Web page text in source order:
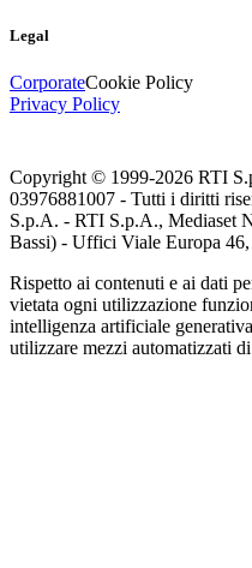
Legal
CorporateCookie Policy
Privacy Policy
Copyright © 1999-2026 RTI
03976881007 - Tutti i diritti
S.p.A. - RTI S.p.A., Mediaset
Bassi) - Uffici Viale Europa
Rispetto ai contenuti e ai dati
vietata ogni utilizzazione
intelligenza artificiale
utilizzare mezzi automatizzati